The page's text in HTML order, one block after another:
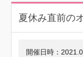
夏休み直前の
開催日時：